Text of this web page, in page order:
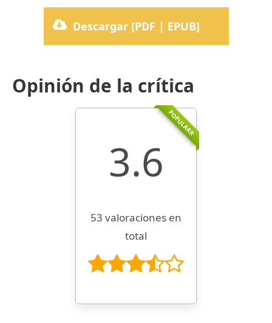
Descargar [PDF | EPUB]
Opinión de la crítica
POPULARR
3.6
53 valoraciones en
total